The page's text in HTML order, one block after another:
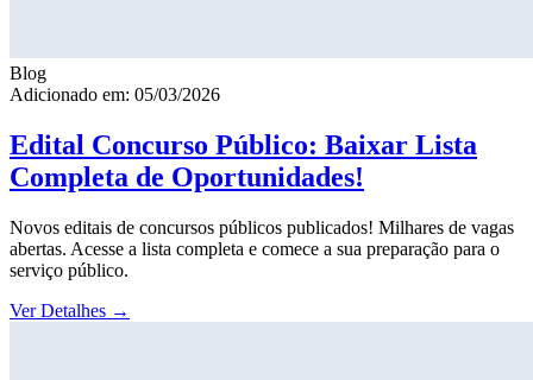
Blog
Adicionado em: 05/03/2026
Edital Concurso Público: Baixar Lista
Completa de Oportunidades!
Novos editais de concursos públicos publicados! Milhares de vagas
abertas. Acesse a lista completa e comece a sua preparação para o
serviço público.
Ver Detalhes →